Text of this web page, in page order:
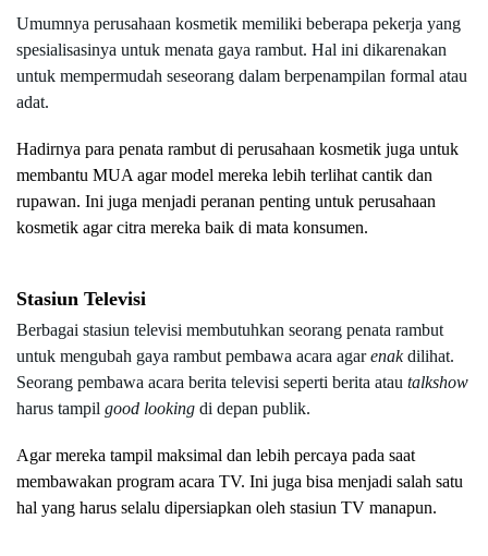
Umumnya perusahaan kosmetik memiliki beberapa pekerja yang
spesialisasinya untuk menata gaya rambut. Hal ini dikarenakan
untuk mempermudah seseorang dalam berpenampilan formal atau
adat.
Hadirnya para penata rambut di perusahaan kosmetik juga untuk
membantu MUA agar model mereka lebih terlihat cantik dan
rupawan. Ini juga menjadi peranan penting untuk perusahaan
kosmetik agar citra mereka baik di mata konsumen.
Stasiun Televisi
Berbagai stasiun televisi membutuhkan seorang penata rambut
untuk mengubah gaya rambut pembawa acara agar enak dilihat.
Seorang pembawa acara berita televisi seperti berita atau
harus tampil good looking di depan publik.
Agar mereka tampil maksimal dan lebih percaya pada saat
membawakan program acara TV. Ini juga bisa menjadi salah satu
hal yang harus selalu dipersiapkan oleh stasiun TV manapun.